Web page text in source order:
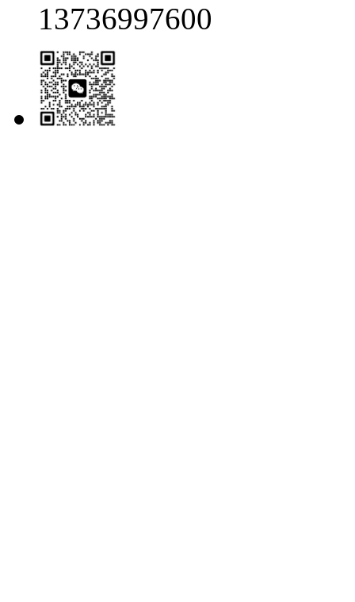
13736997600